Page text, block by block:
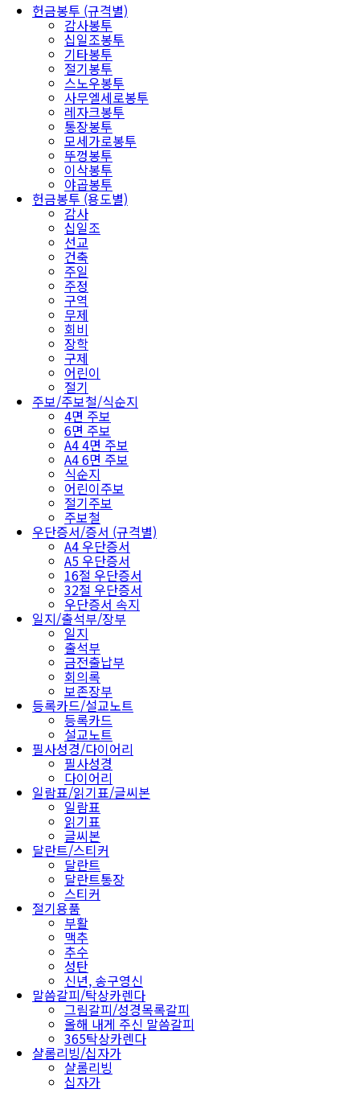
헌금봉투 (규격별)
감사봉투
십일조봉투
기타봉투
절기봉투
스노우봉투
사무엘세로봉투
레자크봉투
통장봉투
모세가로봉투
뚜껑봉투
이삭봉투
야곱봉투
헌금봉투 (용도별)
감사
십일조
선교
건축
주일
주정
구역
무제
회비
장학
구제
어린이
절기
주보/주보철/식순지
4면 주보
6면 주보
A4 4면 주보
A4 6면 주보
식순지
어린이주보
절기주보
주보철
우단증서/증서 (규격별)
A4 우단증서
A5 우단증서
16절 우단증서
32절 우단증서
우단증서 속지
일지/출석부/장부
일지
출석부
금전출납부
회의록
보존장부
등록카드/설교노트
등록카드
설교노트
필사성경/다이어리
필사성경
다이어리
일람표/읽기표/글씨본
일람표
읽기표
글씨본
달란트/스티커
달란트
달란트통장
스티커
절기용품
부활
맥추
추수
성탄
신년, 송구영신
말씀갈피/탁상카렌다
그림갈피/성경목록갈피
올해 내게 주신 말씀갈피
365탁상카렌다
샬롬리빙/십자가
샬롬리빙
십자가